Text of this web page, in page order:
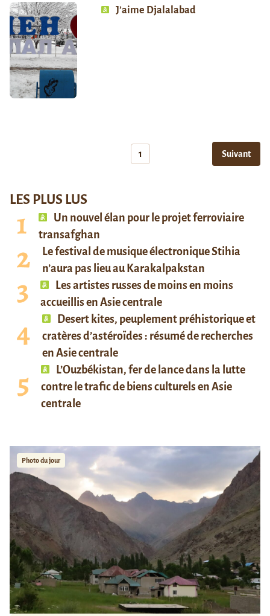
J’aime Djalalabad
1 Suivant
LES PLUS LUS
Un nouvel élan pour le projet ferroviaire
transafghan
Le festival de musique électronique Stihia
n’aura pas lieu au Karakalpakstan
Les artistes russes de moins en moins
accueillis en Asie centrale
Desert kites, peuplement préhistorique et
cratères d’astéroïdes : résumé de recherches
en Asie centrale
L’Ouzbékistan, fer de lance dans la lutte
contre le trafic de biens culturels en Asie
centrale
Photo du jour